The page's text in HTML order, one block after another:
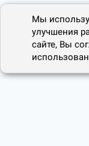
Мы
улучшения
сайте, Вы